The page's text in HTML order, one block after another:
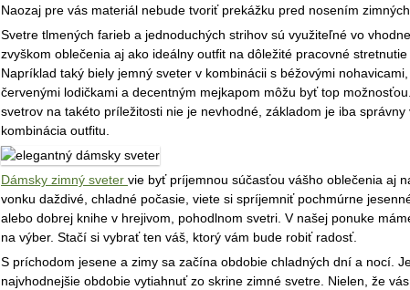
Naozaj pre vás materiál nebude tvoriť prekážku pred nosením
Svetre tlmených farieb a jednoduchých strihov sú využiteľné vo
zvyškom oblečenia aj ako ideálny outfit na dôležité pracovné
Napríklad taký biely jemný sveter v kombinácii s béžovými
červenými lodičkami a decentným mejkapom môžu byť top
svetrov na takéto príležitosti nie je nevhodné, základom je iba
kombinácia outfitu.
Dámsky zimný sveter vie byť príjemnou súčasťou vášho oblečenia aj
vonku daždivé, chladné počasie, viete si spríjemniť pochmúrne
alebo dobrej knihe v hrejivom, pohodlnom svetri. V našej ponuke
na výber. Stačí si vybrať ten váš, ktorý vám bude robiť radosť.
S príchodom jesene a zimy sa začína obdobie chladných dní a nocí.
najvhodnejšie obdobie vytiahnuť zo skrine zimné svetre. Nielen, že